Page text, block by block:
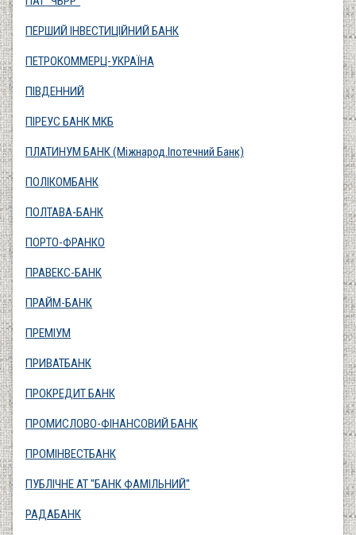
ПЕРШИЙ ІНВЕСТИЦІЙНИЙ БАНК
ПЕТРОКОММЕРЦ-УКРАЇНА
ПІВДЕННИЙ
ПІРЕУС БАНК МКБ
ПЛАТИНУМ БАНК (Міжнарод.Іпотечний Банк)
ПОЛІКОМБАНК
ПОЛТАВА-БАНК
ПОРТО-ФРАНКО
ПРАВЕКС-БАНК
ПРАЙМ-БАНК
ПРЕМІУМ
ПРИВАТБАНК
ПРОКРЕДИТ БАНК
ПРОМИСЛОВО-ФІНАНСОВИЙ БАНК
ПРОМІНВЕСТБАНК
ПУБЛІЧНЕ АТ "БАНК ФАМІЛЬНИЙ"
РАДАБАНК